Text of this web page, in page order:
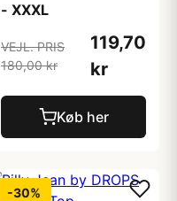
- XXXL
VEJL. PRIS
180,00 kr
119,70
kr
Køb her
-30%